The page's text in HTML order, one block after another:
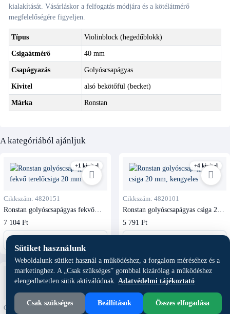
kialakítását. Vásárláskor a felfogatás módjára és a kötélátmérő
megfelelőségére figyeljen.
Típus Violinblock (hegedűblokk)
Csigaátmérő 40 mm
Csapágyazás Golyóscsapágyas
Kivitel alsó bekötőfül (becket)
Márka Ronstan
A kategóriából ajánljuk
+1 kivitel
Cikkszám: 4820151
Ronstan golyóscsapágyas fekvő
terelőcsiga 20 mm
7 104 Ft
+4 kivitel
Cikkszám: 4820101
Ronstan golyóscsapágyas csiga 20
mm, kengyeles
5 791 Ft
Cikkszám: 4830100 Cikkszám: 4840111
Sütiket használunk
Weboldalunk sütiket használ a működéshez, a forgalom méréséhez és a
marketinghez. A „Csak szükséges” gombbal kizárólag a működéshez
elengedhetetlen sütik aktiválódnak. Adatvédelmi tájékoztató
Csak szükséges Beállítások Összes elfogadása